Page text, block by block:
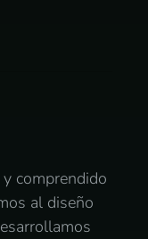
comprendido
al diseño